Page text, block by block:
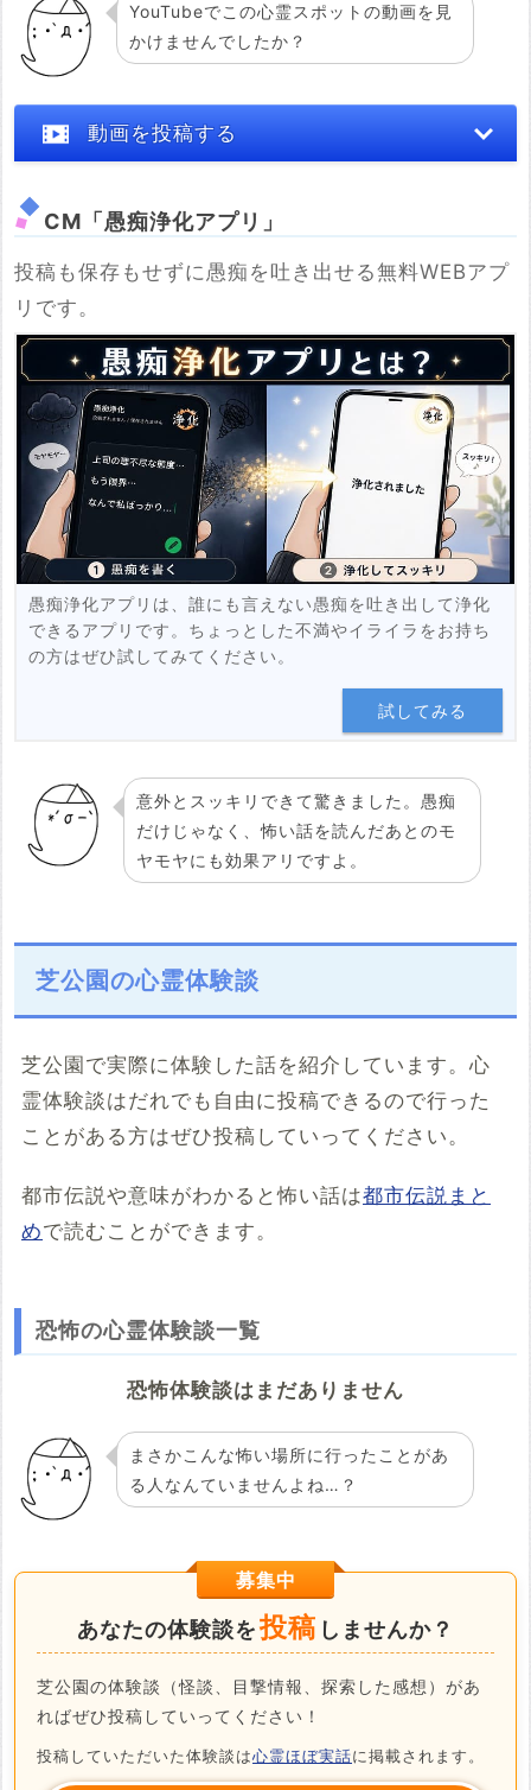
YouTubeでこの心霊スポットの動画を見
かけませんでしたか？
動画を投稿する
※YouTubeのURL
例：https://www.youtube.com/watch?v=***********
例：https://youtu.be/***********
投稿する
CM「愚痴浄化アプリ」
投稿も保存もせずに愚痴を吐き出せる無料WEBアプ
リです。
愚痴浄化アプリは、誰にも言えない愚痴を吐き出して浄化
できるアプリです。ちょっとした不満やイライラをお持ち
の方はぜひ試してみてください。
試してみる
意外とスッキリできて驚きました。愚痴
だけじゃなく、怖い話を読んだあとのモ
ヤモヤにも効果アリですよ。
芝公園の心霊体験談
芝公園で実際に体験した話を紹介しています。心
霊体験談はだれでも自由に投稿できるので行った
ことがある方はぜひ投稿していってください。
都市伝説や意味がわかると怖い話は都市伝説まと
めで読むことができます。
恐怖の心霊体験談一覧
恐怖体験談はまだありません
まさかこんな怖い場所に行ったことがあ
る人なんていませんよね…？
募集中
あなたの体験談を投稿 しませんか？
芝公園の体験談（怪談、目撃情報、探索した感想）があ
ればぜひ投稿していってください！
投稿していただいた体験談は心霊ほぼ実話に掲載されます。